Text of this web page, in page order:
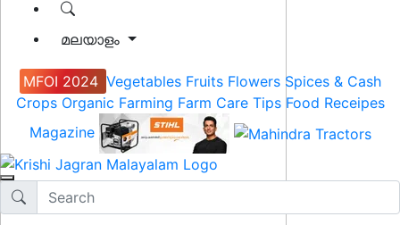
മലയാളം
MFOI 2024 Vegetables Fruits Flowers Spices & Cash
Crops Organic Farming Farm Care Tips Food Receipes
Magazine